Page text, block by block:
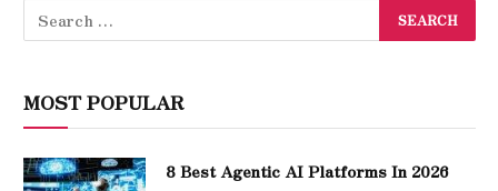
MOST POPULAR
8 Best Agentic AI Platforms In 2026